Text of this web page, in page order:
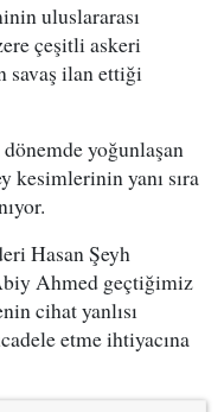
uluslararası
çeşitli askeri
savaş ilan ettiği
yoğunlaşan
kesimlerinin yanı sıra
Hasan Şeyh
Ahmed geçtiğimiz
cihat yanlısı
etme ihtiyacına